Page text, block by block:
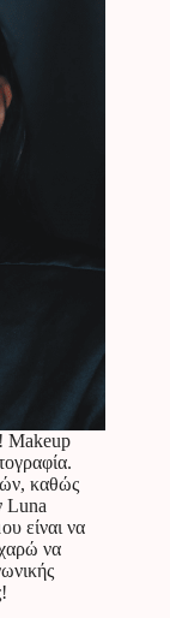
Makeup
καθώς
Luna
είναι να
να